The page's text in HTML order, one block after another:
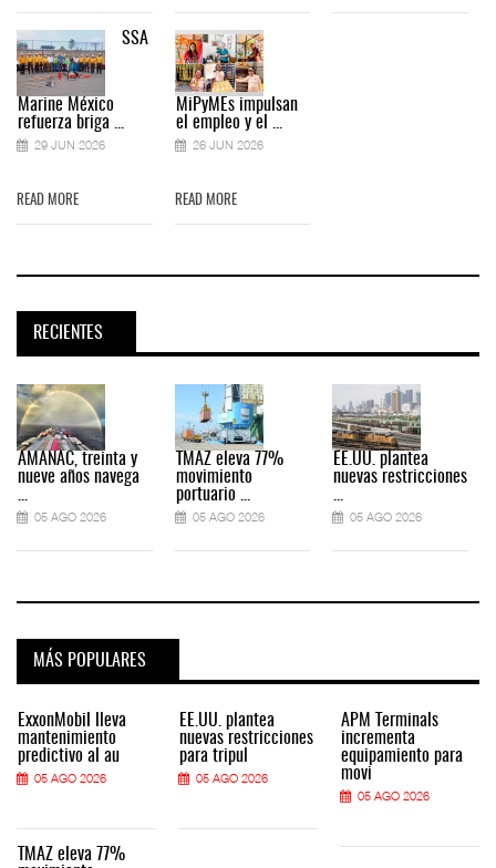
SSA
Marine México
refuerza briga ...
29 JUN 2026
READ MORE
MiPyMEs impulsan
el empleo y el ...
26 JUN 2026
READ MORE
RECIENTES
AMANAC, treinta y
nueve años navega
...
05 AGO 2026
TMAZ eleva 77%
movimiento
portuario ...
05 AGO 2026
EE.UU. plantea
nuevas restricciones
...
05 AGO 2026
MÁS POPULARES
ExxonMobil lleva
mantenimiento
predictivo al au
05 AGO 2026
TMAZ eleva 77%
EE.UU. plantea
nuevas restricciones
para tripul
05 AGO 2026
APM Terminals
incrementa
equipamiento para
movi
05 AGO 2026